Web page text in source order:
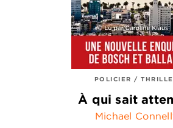
POLICIER /
À qui sait
Michael